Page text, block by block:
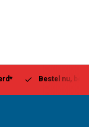
Bestel nu, betaal